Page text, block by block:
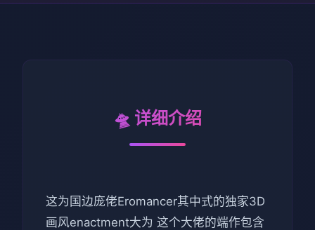
🛸 详细介绍
这为国边庞佬Eromancer其中式的独家3D
画风enactment大为 这个大佬的端作包含